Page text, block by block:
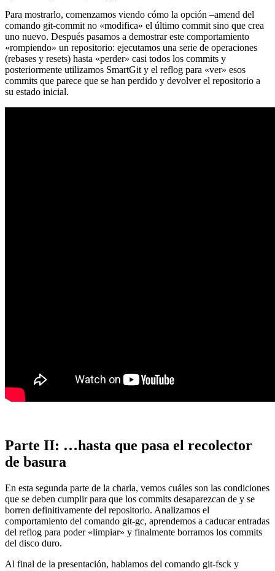
Para mostrarlo, comenzamos viendo cómo la opción –amend del
comando git-commit no «modifica» el último commit sino que crea
uno nuevo. Después pasamos a demostrar este comportamiento
«rompiendo» un repositorio: ejecutamos una serie de operaciones
(rebases y resets) hasta «perder» casi todos los commits y
posteriormente utilizamos SmartGit y el reflog para «ver» esos
commits que parece que se han perdido y devolver el repositorio a
su estado inicial.
Parte II: …hasta que pasa el recolector
de basura
En esta segunda parte de la charla, vemos cuáles son las condiciones
que se deben cumplir para que los commits desaparezcan de y se
borren definitivamente del repositorio. Analizamos el
comportamiento del comando git-gc, aprendemos a caducar entradas
del reflog para poder «limpiar» y finalmente borramos los commits
del disco duro.
Al final de la presentación, hablamos del comando git-fsck y